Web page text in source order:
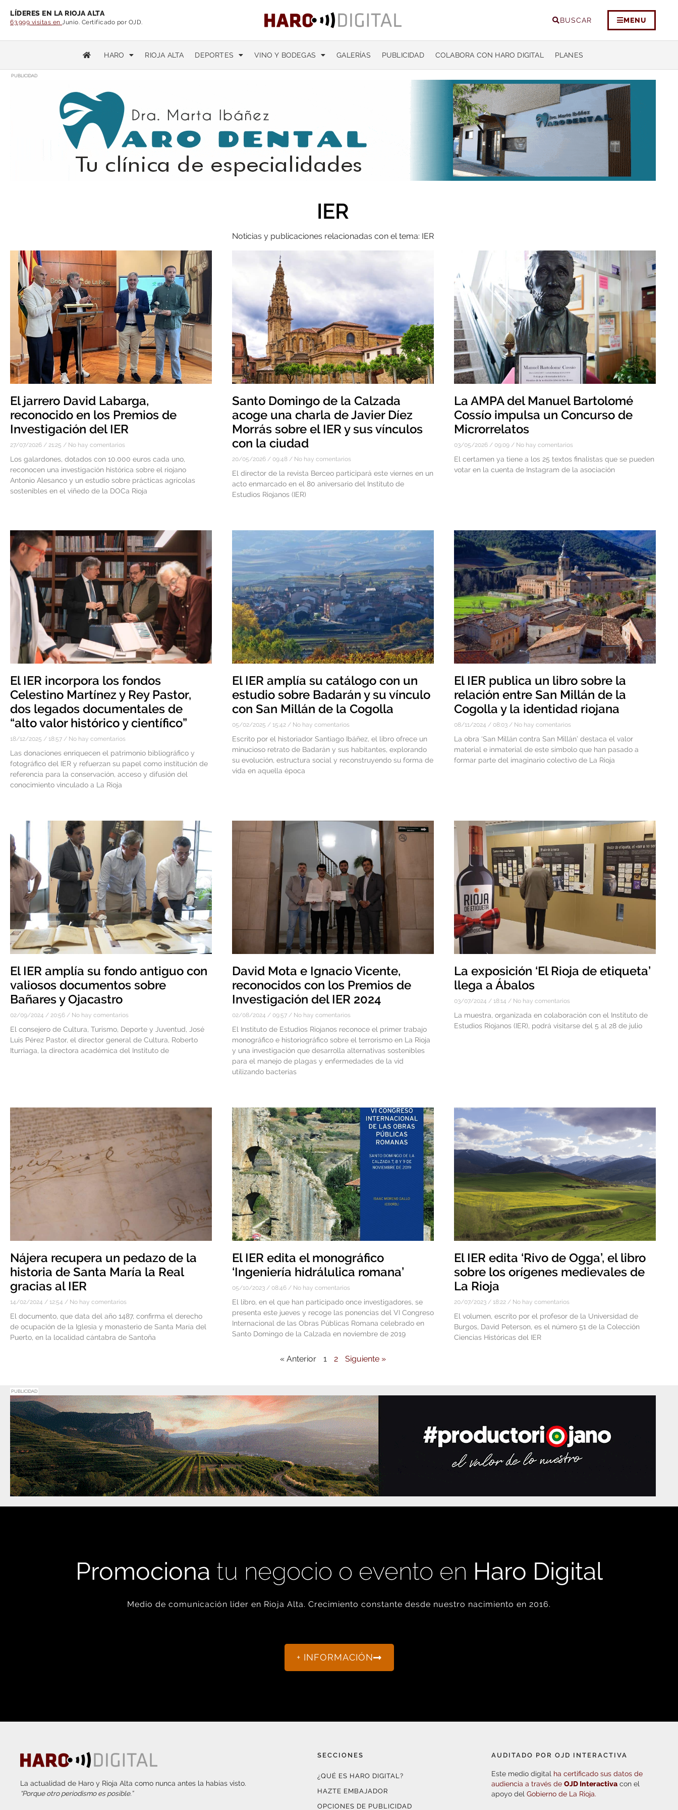
LÍDERES EN LA RIOJA ALTA
63.999 visitas en Junio. Certificado por OJD. BUSCAR MENU
HARO RIOJA ALTA DEPORTES VINO Y BODEGAS GALERÍAS PUBLICIDAD COLABORA CON HARO DIGITAL PLANES
PUBLICIDAD
IER
Noticias y publicaciones relacionadas con el tema: IER
El jarrero David Labarga,
reconocido en los Premios de
Investigación del IER
27/07/2026 21:25 No hay comentarios
Los galardones, dotados con 10.000 euros cada uno,
reconocen una investigación histórica sobre el riojano
Antonio Alesanco y un estudio sobre prácticas agrícolas
sostenibles en el viñedo de la DOCa Rioja
Santo Domingo de la Calzada
acoge una charla de Javier Díez
Morrás sobre el IER y sus vínculos
con la ciudad
20/05/2026 09:48 No hay comentarios
El director de la revista Berceo participará este viernes en un
acto enmarcado en el 80 aniversario del Instituto de
Estudios Riojanos (IER)
La AMPA del Manuel Bartolomé
Cossío impulsa un Concurso de
Microrrelatos
03/05/2026 09:09 No hay comentarios
El certamen ya tiene a los 25 textos finalistas que se pueden
votar en la cuenta de Instagram de la asociación
El IER incorpora los fondos
Celestino Martínez y Rey Pastor,
dos legados documentales de
“alto valor histórico y científico”
18/12/2025 18:57 No hay comentarios
Las donaciones enriquecen el patrimonio bibliográfico y
fotográfico del IER y refuerzan su papel como institución de
referencia para la conservación, acceso y difusión del
conocimiento vinculado a La Rioja
El IER amplía su catálogo con un
estudio sobre Badarán y su vínculo
con San Millán de la Cogolla
05/02/2025 15:42 No hay comentarios
Escrito por el historiador Santiago Ibáñez, el libro ofrece un
minucioso retrato de Badarán y sus habitantes, explorando
su evolución, estructura social y reconstruyendo su forma de
vida en aquella época
El IER publica un libro sobre la
relación entre San Millán de la
Cogolla y la identidad riojana
08/11/2024 08:03 No hay comentarios
La obra ‘San Millán contra San Millán’ destaca el valor
material e inmaterial de este símbolo que han pasado a
formar parte del imaginario colectivo de La Rioja
El IER amplía su fondo antiguo con
valiosos documentos sobre
Bañares y Ojacastro
02/09/2024 20:56 No hay comentarios
El consejero de Cultura, Turismo, Deporte y Juventud, José
Luis Pérez Pastor, el director general de Cultura, Roberto
Iturriaga, la directora académica del Instituto de
David Mota e Ignacio Vicente,
reconocidos con los Premios de
Investigación del IER 2024
02/08/2024 09:57 No hay comentarios
El Instituto de Estudios Riojanos reconoce el primer trabajo
monográfico e historiográfico sobre el terrorismo en La Rioja
y una investigación que desarrolla alternativas sostenibles
para el manejo de plagas y enfermedades de la vid
utilizando bacterias
La exposición ‘El Rioja de etiqueta’
llega a Ábalos
03/07/2024 18:14 No hay comentarios
La muestra, organizada en colaboración con el Instituto de
Estudios Riojanos (IER), podrá visitarse del 5 al 28 de julio
Nájera recupera un pedazo de la
historia de Santa María la Real
gracias al IER
14/02/2024 12:54 No hay comentarios
El documento, que data del año 1487, confirma el derecho
de ocupación de la Iglesia y monasterio de Santa María del
Puerto, en la localidad cántabra de Santoña
El IER edita el monográfico
‘Ingeniería hidrálulica romana’
05/10/2023 08:46 No hay comentarios
El libro, en el que han participado once investigadores, se
presenta este jueves y recoge las ponencias del VI Congreso
Internacional de las Obras Públicas Romana celebrado en
Santo Domingo de la Calzada en noviembre de 2019
El IER edita ‘Rivo de Ogga’, el libro
sobre los orígenes medievales de
La Rioja
20/07/2023 18:22 No hay comentarios
El volumen, escrito por el profesor de la Universidad de
Burgos, David Peterson, es el número 51 de la Colección
Ciencias Históricas del IER
« Anterior 1 2 Siguiente »
PUBLICIDAD
Promociona tu negocio o evento en Haro Digital
Medio de comunicación líder en Rioja Alta. Crecimiento constante desde nuestro nacimiento en 2016.
+ INFORMACIÓN
La actualidad de Haro y Rioja Alta como nunca antes la habías visto.
“Porque otro periodismo es posible.”
SECCIONES
¿QUÉ ES HARO DIGITAL?
HAZTE EMBAJADOR
OPCIONES DE PUBLICIDAD
AUDITADO POR OJD INTERACTIVA
Este medio digital ha certificado sus datos de
audiencia a través deOJD Interactiva con el
apoyo delGobierno de La Rioja.